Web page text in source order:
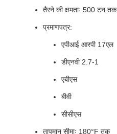
तैरने की क्षमताः 500 टन तक
प्रमाणपत्र:
एपीआई आरपी 17एल
डीएनवी 2.7-1
एबीएस
बीवी
सीसीएस
तापमान सीमाः 180°F तक